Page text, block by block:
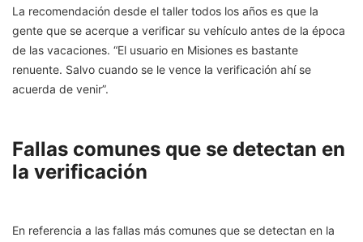
La recomendación desde el taller todos los años es que la
gente que se acerque a verificar su vehículo antes de la época
de las vacaciones. “El usuario en Misiones es bastante
renuente. Salvo cuando se le vence la verificación ahí se
acuerda de venir”.
Fallas comunes que se detectan en
la verificación
En referencia a las fallas más comunes que se detectan en la